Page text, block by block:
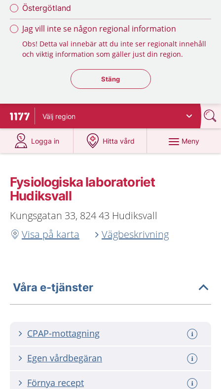
Östergötland
Jag vill inte se någon regional information
Obs! Detta val innebär att du inte ser regionalt innehåll
och viktig information som gäller just din region.
Stäng regionsväljaren
Stäng
Till startsidan för 1177
Välj region
Logga in
på 1177.se
Hitta vård
på 1177.se
Meny
Fysiologiska laboratoriet
Hudiksvall
Kungsgatan 33, 824 43 Hudiksvall
Visa på karta
Vägbeskrivning
Våra e-tjänster
CPAP-mottagning
Egen vårdbegäran
Förnya recept